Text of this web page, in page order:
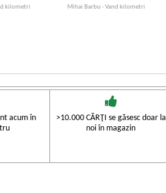
kilometri Mihai Barbu - Vand kilometri
acum în
>10.000 CĂRŢI se găsesc doar la
noi în magazin